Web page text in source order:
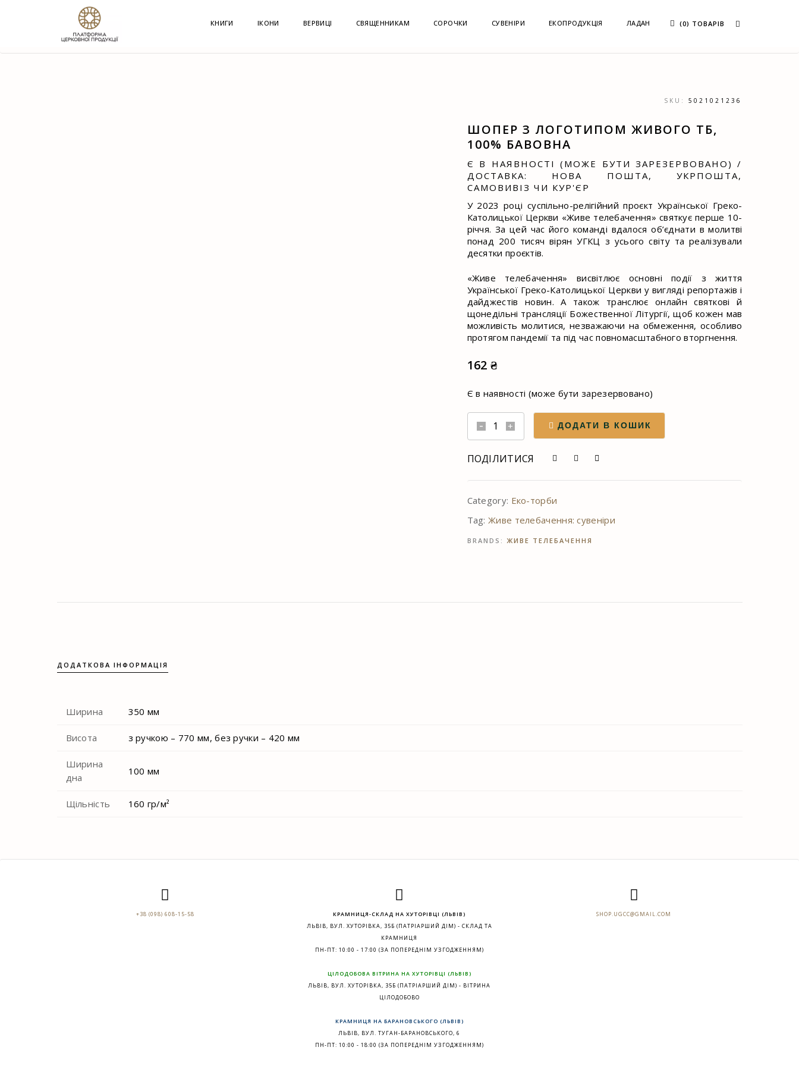
КНИГИ ІКОНИ ВЕРВИЦІ СВЯЩЕННИКАМ СОРОЧКИ СУВЕНІРИ ЕКОПРОДУКЦІЯ ЛАДАН
(0) ТОВАРІВ
HOME
КРАМНИЦЯ
SKU:5021021236
ШОПЕР З ЛОГОТИПОМ ЖИВОГО ТБ,
100% БАВОВНА
Є В НАЯВНОСТІ (МОЖЕ БУТИ ЗАРЕЗЕРВОВАНО) /
ДОСТАВКА: НОВА ПОШТА, УКРПОШТА,
САМОВИВІЗ ЧИ КУР'ЄР
У 2023 році суспільно-релігійний проєкт Української Греко-
Католицької Церкви «Живе телебачення» святкує перше 10-
річчя. За цей час його команді вдалося об’єднати в молитві
понад 200 тисяч вірян УГКЦ з усього світу та реалізували
десятки проєктів.
«Живе телебачення» висвітлює основні події з життя
Української Греко-Католицької Церкви у вигляді репортажів і
дайджестів новин. А також транслює онлайн святкові й
щонедільні трансляції Божественної Літургії, щоб кожен мав
можливість молитися, незважаючи на обмеження, особливо
протягом пандемії та під час повномасштабного вторгнення.
162 ₴
Є в наявності (може бути зарезервовано)
Шопер
з
логотипом
ТБ,
100%
бавовна
quantity
ДОДАТИ В КОШИК
ПОДІЛИТИСЯ
Category: Еко-торби
Tag:Живе телебачення: сувеніри
BRANDS: ЖИВЕ ТЕЛЕБАЧЕННЯ
ДОДАТКОВА ІНФОРМАЦІЯ
Ширина 350 мм
Висота з ручкою – 770 мм, без ручки – 420 мм
Ширина
дна
100 мм
Щільність 160 гр/м²
+38 (098) 608-15-58
КРАМНИЦЯ-СКЛАД НА ХУТОРІВЦІ (ЛЬВІВ)
ЛЬВІВ, ВУЛ. ХУТОРІВКА, 35Б (ПАТРІАРШИЙ ДІМ) - СКЛАД ТА
КРАМНИЦЯ
ПН-ПТ: 10:00 - 17:00 (ЗА ПОПЕРЕДНІМ УЗГОДЖЕННЯМ)
ЦІЛОДОБОВА ВІТРИНА НА ХУТОРІВЦІ (ЛЬВІВ)
ЛЬВІВ, ВУЛ. ХУТОРІВКА, 35Б (ПАТРІАРШИЙ ДІМ) - ВІТРИНА
ЦІЛОДОБОВО
КРАМНИЦЯ НА БАРАНОВСЬКОГО (ЛЬВІВ)
ЛЬВІВ, ВУЛ. ТУГАН-БАРАНОВСЬКОГО, 6
ПН-ПТ: 10:00 - 18:00 (ЗА ПОПЕРЕДНІМ УЗГОДЖЕННЯМ)
SHOP.UGCC@GMAIL.COM